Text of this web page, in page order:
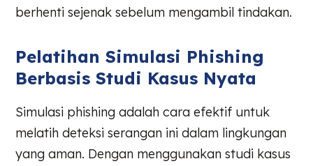
berhenti sejenak sebelum mengambil tindakan.
Pelatihan Simulasi Phishing
Berbasis Studi Kasus Nyata
Simulasi phishing adalah cara efektif untuk
melatih deteksi serangan ini dalam lingkungan
yang aman. Dengan menggunakan studi kasus